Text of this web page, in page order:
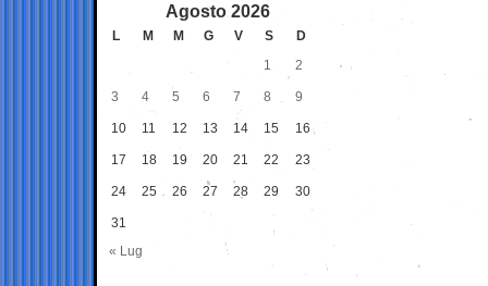
Agosto 2026
L M M G V S
D
1
2
3 4 5 6 7 8 9
10 11 12 13 14 15 16
17 18 19 20 21 22 23
24 25 26 27 28 29 30
31
« Lug